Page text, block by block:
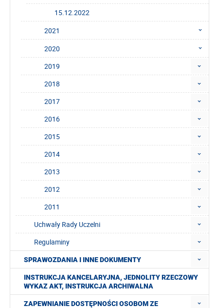
15.12.2022
2021
2020
2019
2018
2017
2016
2015
2014
2013
2012
2011
Uchwały Rady Uczelni
Regulaminy
SPRAWOZDANIA I INNE DOKUMENTY
INSTRUKCJA KANCELARYJNA, JEDNOLITY RZECZOWY
WYKAZ AKT, INSTRUKCJA ARCHIWALNA
ZAPEWNIANIE DOSTĘPNOŚCI OSOBOM ZE